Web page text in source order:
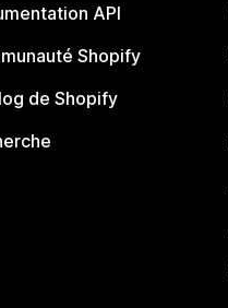
API
Shopify
de Shopify